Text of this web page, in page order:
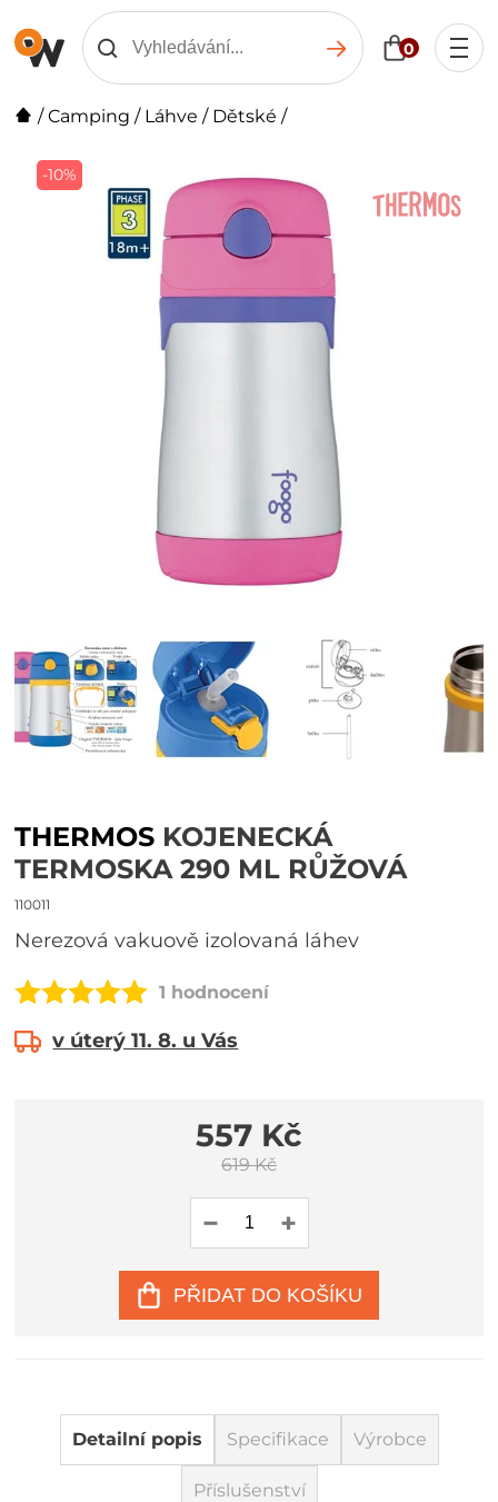
0
/Camping / Láhve / Dětské /
-10%
THERMOS KOJENECKÁ
TERMOSKA 290 ML RŮŽOVÁ
110011
Nerezová vakuově izolovaná láhev
1 hodnocení
v úterý 11. 8. u Vás
557 Kč
619 Kč
PŘIDAT DO KOŠÍKU
Detailní popis Specifikace Výrobce
Příslušenství